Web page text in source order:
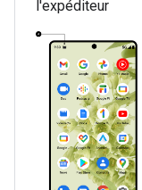
l'expéditeur